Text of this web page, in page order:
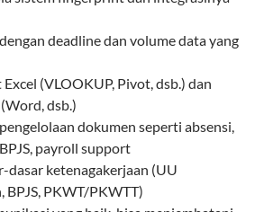
deadline dan volume data yang
(VLOOKUP, Pivot, dsb.) dan
dsb.)
dokumen seperti absensi,
payroll support
dasar ketenagakerjaan (UU
BPJS, PKWT/PKWTT)